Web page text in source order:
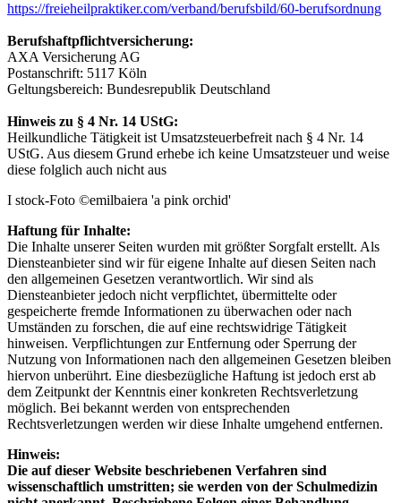
https://freieheilpraktiker.com/verband/berufsbild/60-berufsordnung
Berufshaftpflichtversicherung:
AXA Versicherung AG
Postanschrift: 5117 Köln
Geltungsbereich: Bundesrepublik Deutschland
Hinweis zu § 4 Nr. 14 UStG:
Heilkundliche Tätigkeit ist Umsatzsteuerbefreit nach § 4 Nr. 14
UStG. Aus diesem Grund erhebe ich keine Umsatzsteuer und weise
diese folglich auch nicht aus
I stock-Foto ©emilbaiera 'a pink orchid'
Haftung für Inhalte:
Die Inhalte unserer Seiten wurden mit größter Sorgfalt erstellt. Als
Diensteanbieter sind wir für eigene Inhalte auf diesen Seiten nach
den allgemeinen Gesetzen verantwortlich. Wir sind als
Diensteanbieter jedoch nicht verpflichtet, übermittelte oder
gespeicherte fremde Informationen zu überwachen oder nach
Umständen zu forschen, die auf eine rechtswidrige Tätigkeit
hinweisen. Verpflichtungen zur Entfernung oder Sperrung der
Nutzung von Informationen nach den allgemeinen Gesetzen bleiben
hiervon unberührt. Eine diesbezügliche Haftung ist jedoch erst ab
dem Zeitpunkt der Kenntnis einer konkreten Rechtsverletzung
möglich. Bei bekannt werden von entsprechenden
Rechtsverletzungen werden wir diese Inhalte umgehend entfernen.
Hinweis:
Die auf dieser Website beschriebenen Verfahren sind
wissenschaftlich umstritten; sie werden von der Schulmedizin